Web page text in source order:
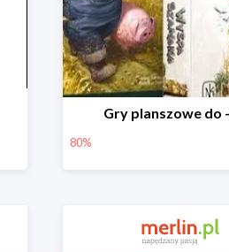
Gry planszowe do
80%